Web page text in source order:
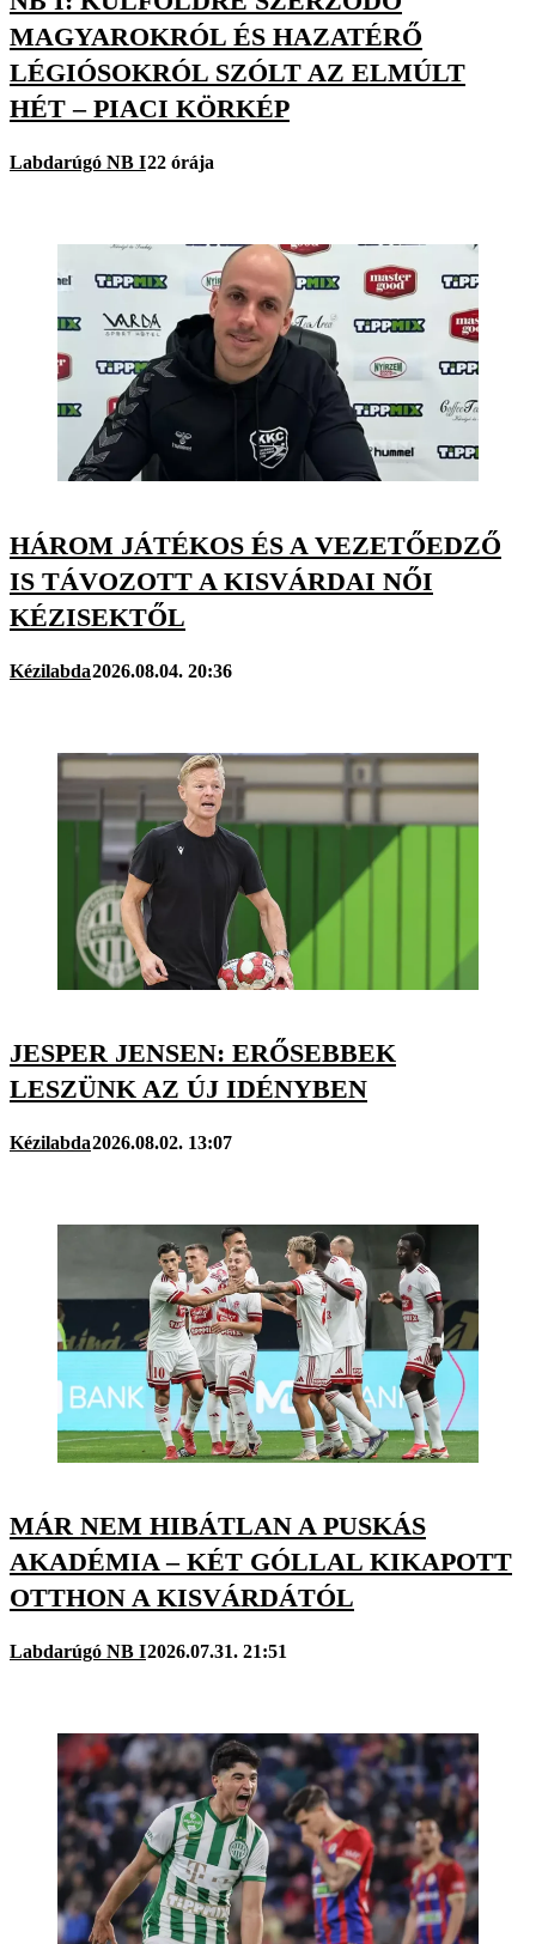
MAGYAROKRÓL ÉS HAZATÉRŐ
LÉGIÓSOKRÓL SZÓLT AZ ELMÚLT
HÉT – PIACI KÖRKÉP
Labdarúgó NB I22 órája
HÁROM JÁTÉKOS ÉS A VEZETŐEDZŐ
IS TÁVOZOTT A KISVÁRDAI NŐI
KÉZISEKTŐL
Kézilabda2026.08.04. 20:36
JESPER JENSEN: ERŐSEBBEK
LESZÜNK AZ ÚJ IDÉNYBEN
Kézilabda2026.08.02. 13:07
MÁR NEM HIBÁTLAN A PUSKÁS
AKADÉMIA – KÉT GÓLLAL KIKAPOTT
OTTHON A KISVÁRDÁTÓL
Labdarúgó NB I2026.07.31. 21:51